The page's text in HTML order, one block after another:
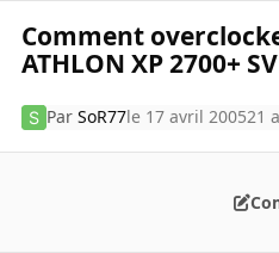
Comment
ATHLON XP 2700+
ParSoR77le 17 avril 200521 a